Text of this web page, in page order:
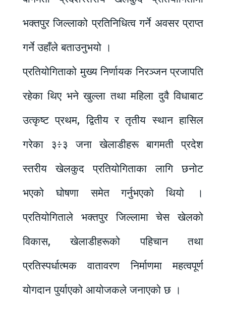
भक्तपुर जिल्लाको प्रतिनिधित्व गर्ने अवसर प्राप्त
गर्ने उहाँले बताउनुभयो ।
प्रतियोगिताको मुख्य निर्णायक निरञ्जन प्रजापति
रहेका थिए भने खुल्ला तथा महिला दुवै विधाबाट
उत्कृष्ट प्रथम, द्वितीय र तृतीय स्थान हासिल
गरेका ३÷३ जना खेलाडीहरू बागमती प्रदेश
स्तरीय खेलकुद प्रतियोगिताका लागि छनोट
भएको घोषणा समेत गर्नुभएको थियो ।
प्रतियोगिताले भक्तपुर जिल्लामा चेस खेलको
विकास, खेलाडीहरूको पहिचान तथा
प्रतिस्पर्धात्मक वातावरण निर्माणमा महत्वपूर्ण
योगदान पुर्याएको आयोजकले जनाएको छ ।